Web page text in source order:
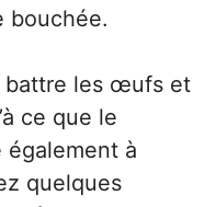
bouchée.
battre les œufs et
ce que le
également à
quelques